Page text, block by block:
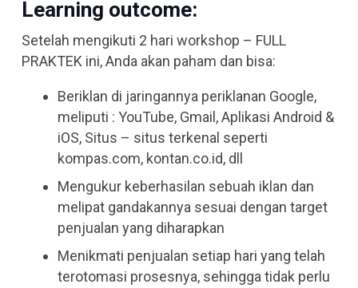
Learning outcome:
Setelah mengikuti 2 hari workshop – FULL
PRAKTEK ini, Anda akan paham dan bisa:
Beriklan di jaringannya periklanan Google,
meliputi : YouTube, Gmail, Aplikasi Android &
iOS, Situs – situs terkenal seperti
kompas.com, kontan.co.id, dll
Mengukur keberhasilan sebuah iklan dan
melipat gandakannya sesuai dengan target
penjualan yang diharapkan
Menikmati penjualan setiap hari yang telah
terotomasi prosesnya, sehingga tidak perlu